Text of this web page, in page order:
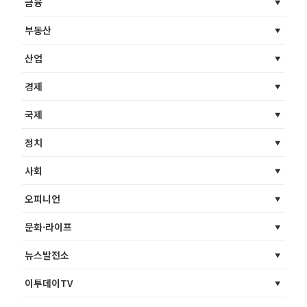
부동산
산업
경제
국제
정치
사회
오피니언
문화·라이프
뉴스발전소
이투데이TV